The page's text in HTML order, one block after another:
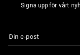
Signa upp för vårt